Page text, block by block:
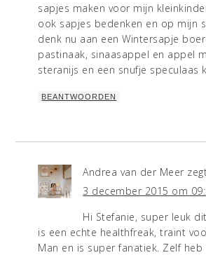
sapjes maken voor mijn
ook sapjes bedenken en op mijn
denk nu aan een Wintersapje
pastinaak, sinaasappel en appel
steranijs en een snufje speculaas
BEANTWOORDEN
Andrea van der Meer
3 december 2015 om
Hi Stefanie, super leuk
is een echte healthfreak, traint
Man en is super fanatiek. Zelf